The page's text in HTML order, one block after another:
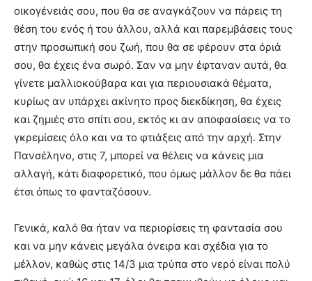
οικογένειάς σου, που θα σε αναγκάζουν να πάρεις τη
θέση του ενός ή του άλλου, αλλά και παρεμβάσεις τους
στην προσωπική σου ζωή, που θα σε φέρουν στα όριά
σου, θα έχεις ένα σωρό. Σαν να μην έφταναν αυτά, θα
γίνετε μαλλιοκούβαρα και για περιουσιακά θέματα,
κυρίως αν υπάρχει ακίνητο προς διεκδίκηση, θα έχεις
και ζημιές στο σπίτι σου, εκτός κι αν αποφασίσεις να το
γκρεμίσεις όλο και να το φτιάξεις από την αρχή. Στην
Πανσέληνο, στις 7, μπορεί να θέλεις να κάνεις μια
αλλαγή, κάτι διαφορετικό, που όμως μάλλον δε θα πάει
έτσι όπως το φανταζόσουν.
Γενικά, καλό θα ήταν να περιορίσεις τη φαντασία σου
και να μην κάνεις μεγάλα όνειρα και σχέδια για το
μέλλον, καθώς στις 14/3 μια τρύπα στο νερό είναι πολύ